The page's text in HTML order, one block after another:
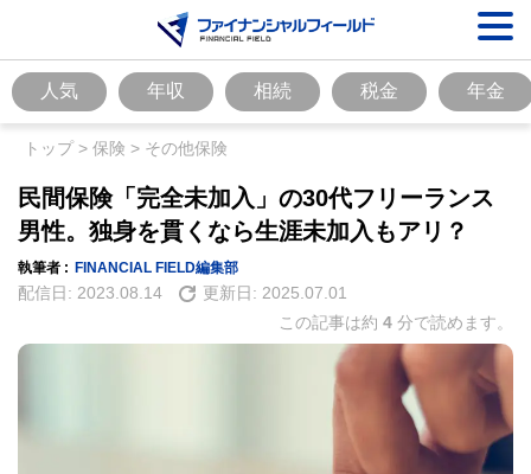
人気 年収 相続 税金 年金
トップ> 保険 > その他保険
民間保険「完全未加入」の30代フリーランス
男性。独身を貫くなら生涯未加入もアリ？
執筆者 : FINANCIAL FIELD編集部
配信日: 2023.08.14 更新日: 2025.07.01
この記事は約 4 分で読めます。